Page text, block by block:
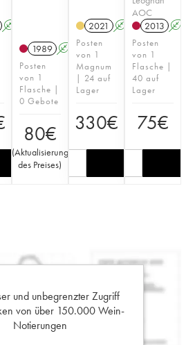
A
1989 A
Posten
von 1
Flasche |
0 Gebote
80€
(Aktualisierung
des Preises)
2021 A T
Posten
von 1
Magnum
| 24 auf
Lager
330€
AOC
2013 A
Posten
von 1
Flasche |
40 auf
Lager
75€
und unbegrenzter Zugriff
von über 150.000 Wein-
Notierungen